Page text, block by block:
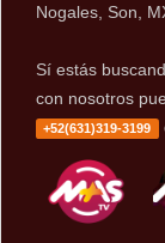
Nogales, Son,
Sí estás
con nosotros
+52(631)319-3199